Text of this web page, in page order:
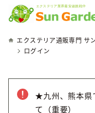
エクステリア通販専門 サ
ログイン
★九州、熊本県
て（重要）